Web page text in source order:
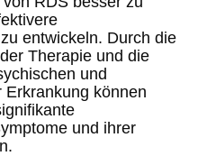
entwickeln. Durch die
Therapie und die
und
Erkrankung können
und ihrer